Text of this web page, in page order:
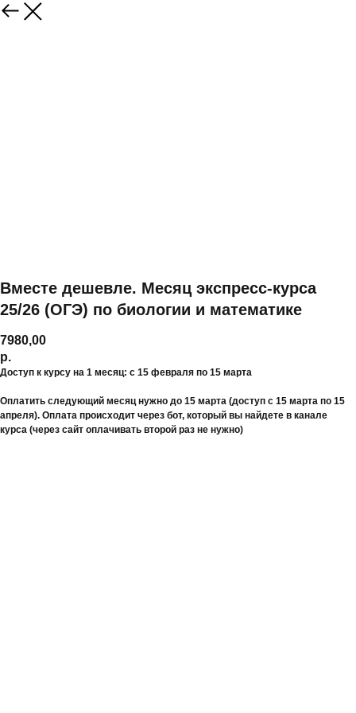
Вместе дешевле. Месяц экспресс-курса
25/26 (ОГЭ) по биологии и математике
7980,00
р.
Доступ к курсу на 1 месяц: с 15 февраля по 15 марта
Оплатить следующий месяц нужно до 15 марта (доступ с 15 марта по 15
апреля). Оплата происходит через бот, который вы найдете в канале
курса (через сайт оплачивать второй раз не нужно)